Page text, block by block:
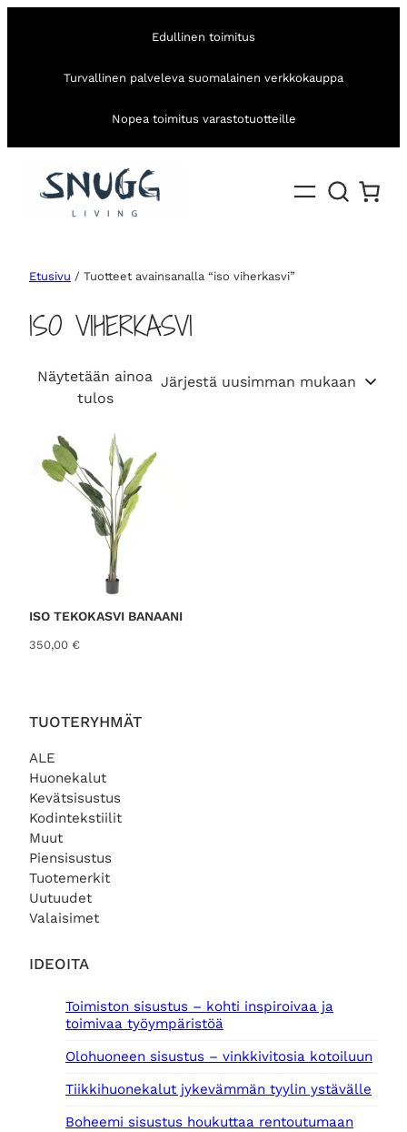
Edullinen toimitus
Turvallinen palveleva suomalainen verkkokauppa
Nopea toimitus varastotuotteille
TUOTERYHMÄT
ALE
Huonekalut
Kevätsisustus
Kodintekstiilit
Muut
Piensisustus
Tuotemerkit
Uutuudet
Valaisimet
IDEOITA
Toimiston sisustus – kohti inspiroivaa ja
toimivaa työympäristöä
Olohuoneen sisustus – vinkkivitosia kotoiluun
Tiikkihuonekalut jykevämmän tyylin ystävälle
Boheemi sisustus houkuttaa rentoutumaan
Etusivu / Tuotteet avainsanalla “iso viherkasvi”
ISO VIHERKASVI
Näytetään ainoa
tulos
ISO TEKOKASVI BANAANI
350,00 €